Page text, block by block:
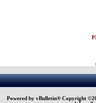
Powered by vBulletin® Copyright